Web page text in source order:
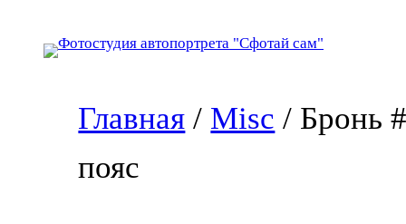
Главная / Misc / Бронь
пояс